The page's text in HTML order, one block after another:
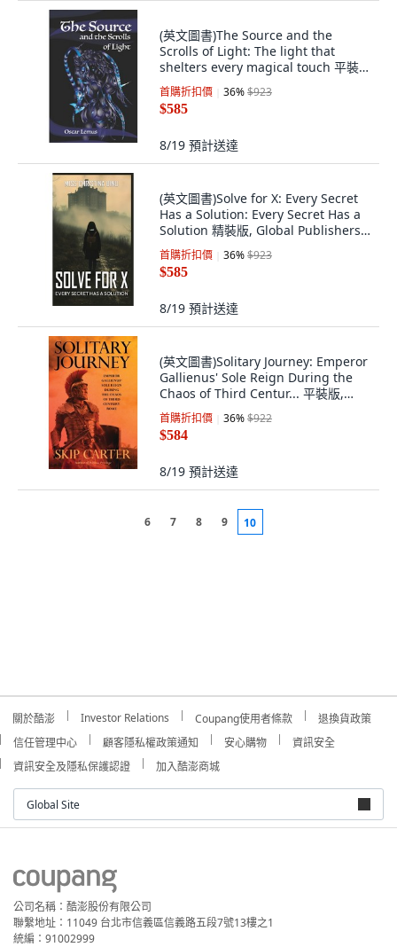
(英文圖書)The Source and the
Scrolls of Light: The light that
shelters every magical touch 平裝
版, Independently Published, 英文
首購折扣價 36%$923
$585
8/19 預計送達
(英文圖書)Solve for X: Every Secret
Has a Solution: Every Secret Has a
Solution 精裝版, Global Publishers,
英文
首購折扣價 36%$923
$585
8/19 預計送達
(英文圖書)Solitary Journey: Emperor
Gallienus' Sole Reign During the
Chaos of Third Centur... 平裝版,
Lynn Carter, 英文
首購折扣價 36%$922
$584
8/19 預計送達
6 7 8 9 10
關於酷澎 Investor Relations Coupang使用者條款
退換貨政策
信任管理中心
顧客隱私權政策通知 安心購物
資訊安全
資訊安全及隱私保護認證
加入酷澎商城
Global Site
公司名稱：酷澎股份有限公司
聯繫地址：11049 台北市信義區信義路五段7號13樓之1
統編：91002999